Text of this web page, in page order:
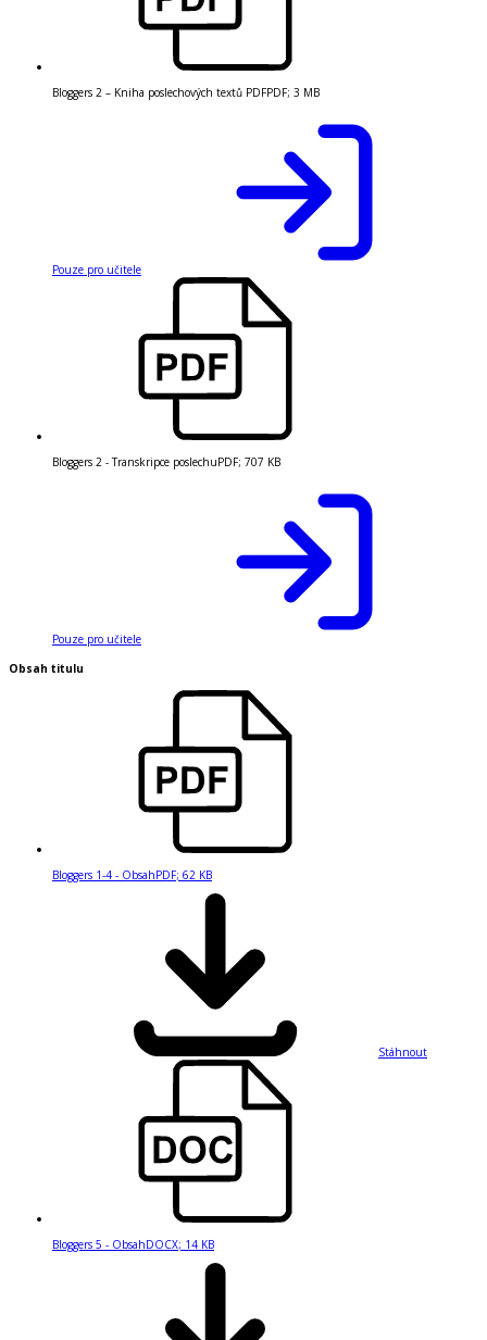
Bloggers 2 – Kniha poslechových textů PDFPDF; 3 MB
Pouze pro učitele
Bloggers 2 - Transkripce poslechuPDF; 707 KB
Pouze pro učitele
Obsah titulu
Bloggers 1-4 - ObsahPDF; 62 KB
Stáhnout
Bloggers 5 - ObsahDOCX; 14 KB